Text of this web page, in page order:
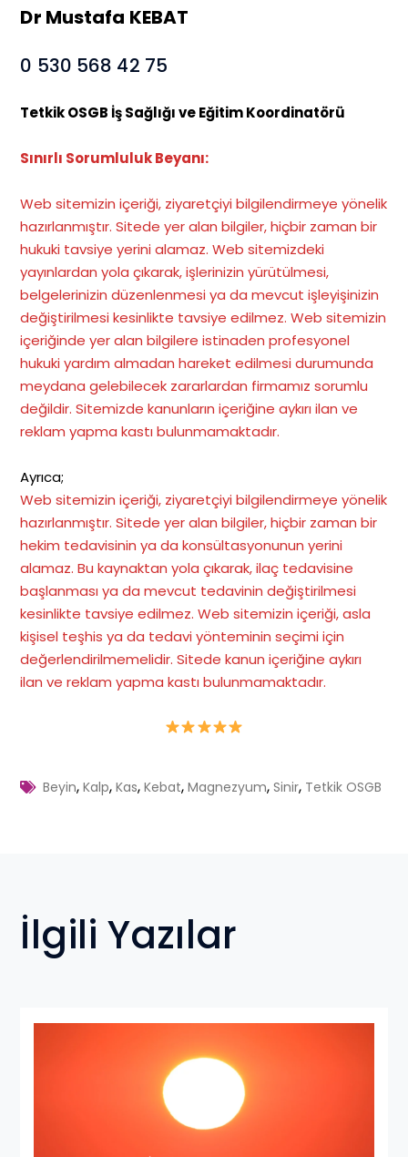
Dr Mustafa KEBAT
0 530 568 42 75
Tetkik OSGB İş Sağlığı ve Eğitim Koordinatörü
Sınırlı Sorumluluk Beyanı:
Web sitemizin içeriği, ziyaretçiyi bilgilendirmeye yönelik
hazırlanmıştır. Sitede yer alan bilgiler, hiçbir zaman bir
hukuki tavsiye yerini alamaz. Web sitemizdeki
yayınlardan yola çıkarak, işlerinizin yürütülmesi,
belgelerinizin düzenlenmesi ya da mevcut işleyişinizin
değiştirilmesi kesinlikte tavsiye edilmez. Web sitemizin
içeriğinde yer alan bilgilere istinaden profesyonel
hukuki yardım almadan hareket edilmesi durumunda
meydana gelebilecek zararlardan firmamız sorumlu
değildir. Sitemizde kanunların içeriğine aykırı ilan ve
reklam yapma kastı bulunmamaktadır.
Ayrıca;
Web sitemizin içeriği, ziyaretçiyi bilgilendirmeye yönelik
hazırlanmıştır. Sitede yer alan bilgiler, hiçbir zaman bir
hekim tedavisinin ya da konsültasyonunun yerini
alamaz. Bu kaynaktan yola çıkarak, ilaç tedavisine
başlanması ya da mevcut tedavinin değiştirilmesi
kesinlikte tavsiye edilmez. Web sitemizin içeriği, asla
kişisel teşhis ya da tedavi yönteminin seçimi için
değerlendirilmemelidir. Sitede kanun içeriğine aykırı
ilan ve reklam yapma kastı bulunmamaktadır.
Beyin,Kalp,Kas,Kebat,Magnezyum,Sinir, Tetkik OSGB
İlgili Yazılar